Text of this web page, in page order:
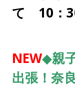
て 10：
NEW◆親
出張！奈